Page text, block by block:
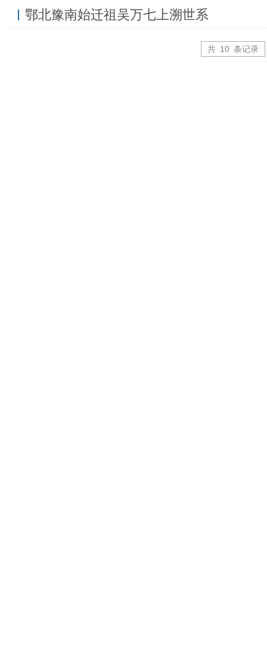
鄂北豫南始迁祖吴万七上溯世系
共 10 条记录